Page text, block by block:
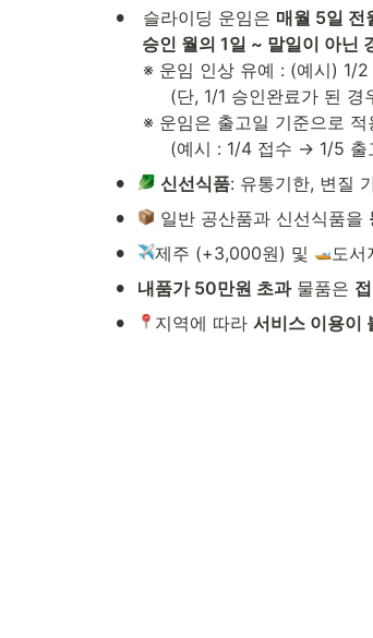
• 슬라이딩 운임은 매월 5일 전
승인 월의 1일 ~ 말일이 아닌
(예시 : 1/4 접수 →
• 신선식품: 유통기한, 변질
• 일반 공산품과 신선식품을
• 제주 (+3,000원) 및 도
• 내품가 50만원 초과 물품은
• 지역에 따라 서비스 이용이